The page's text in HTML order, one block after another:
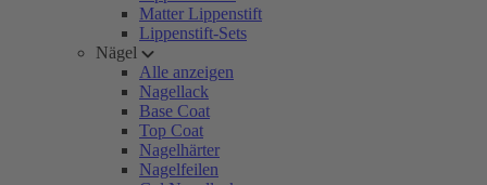
Matter Lippenstift
Lippenstift-Sets
Nägel
Alle anzeigen
Nagellack
Base Coat
Top Coat
Nagelhärter
Nagelfeilen